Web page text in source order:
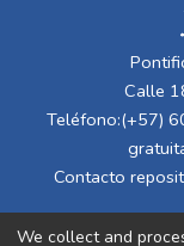
Calle
Teléfono:(+57)
Contacto
We collect and